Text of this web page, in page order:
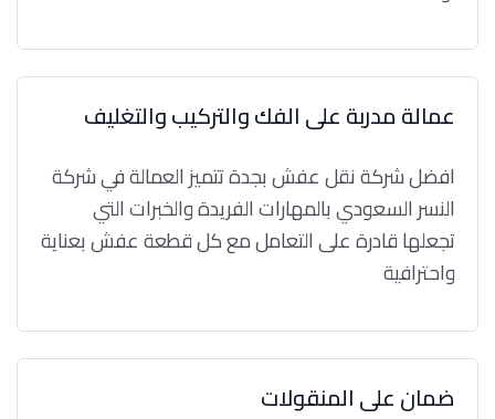
عمالة مدربة على الفك والتركيب والتغليف
افضل شركة نقل عفش بجدة تتميز العمالة في شركة
النسر السعودي بالمهارات الفريدة والخبرات التي
تجعلها قادرة على التعامل مع كل قطعة عفش بعناية
واحترافية
ضمان على المنقولات